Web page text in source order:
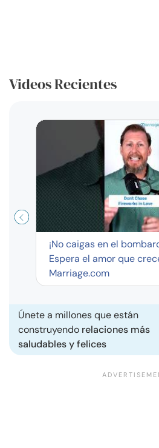
Videos Recientes
¡No caigas en el
Espera el amor que
Marriage.com
Únete a millones que están
construyendo relaciones más
saludables y felices